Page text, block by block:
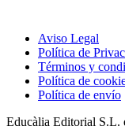
Aviso Legal
Política de
Términos y
Política de
Política de envío
Educàlia Editorial S.L.